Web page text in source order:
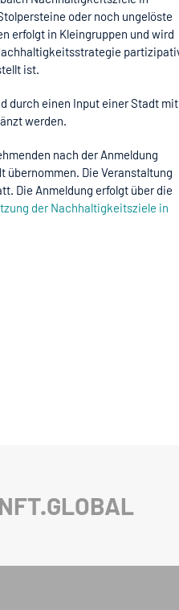
oder noch ungelöste
erfolgt in Kleingruppen und wird
ist.
durch einen Input einer Stadt mit
werden.
nach der Anmeldung
übernommen. Die Veranstaltung
Die Anmeldung erfolgt über die
der Nachhaltigkeitsziele in